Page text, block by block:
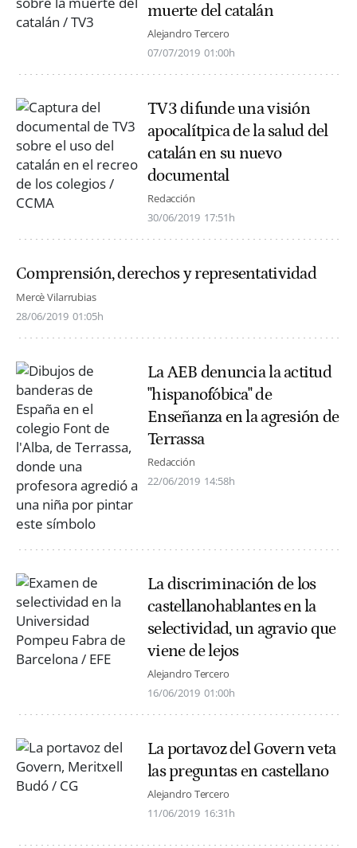
muerte del catalán
Alejandro Tercero
07/07/2019 01:00h
TV3 difunde una visión
apocalítpica de la salud del
catalán en su nuevo
documental
Redacción
30/06/2019 17:51h
Comprensión, derechos y representatividad
Mercè Vilarrubias
28/06/2019 01:05h
La AEB denuncia la actitud
"hispanofóbica" de
Enseñanza en la agresión de
Terrassa
Redacción
22/06/2019 14:58h
La discriminación de los
castellanohablantes en la
selectividad, un agravio que
viene de lejos
Alejandro Tercero
16/06/2019 01:00h
La portavoz del Govern veta
las preguntas en castellano
Alejandro Tercero
11/06/2019 16:31h